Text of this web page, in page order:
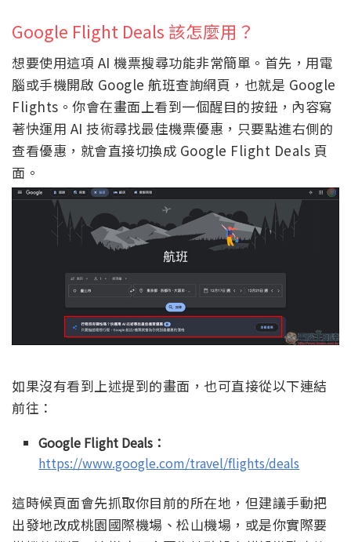
Google Flight Deals 該怎麼用？
想要使用這項 AI 機票搜尋功能非常簡單。首先，用電
腦或手機開啟 Google 航班查詢網頁，也就是 Google
Flights。你會在畫面上看到一個醒目的按鈕，內容寫
著快運用 AI 技術尋找最佳機票優惠，只要點進右側的
查看優惠，就會直接切換成 Google Flight Deals 頁
面。
如果沒有看到上述提到的畫面，也可直接從以下連結
前往：
Google Flight Deals：
https://www.google.com/travel/flights/deals
這時候頁面會先抓取你目前的所在地，但建議手動把
出發地改成桃園國際機場、松山機場，或是你實際要